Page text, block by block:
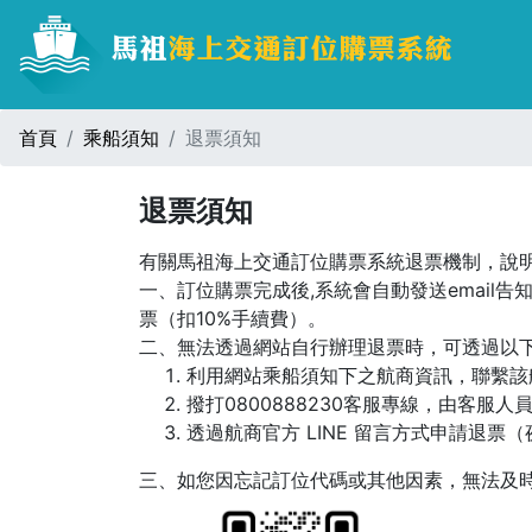
首頁 乘船須知 退票須知
退票須知
有關馬祖海上交通訂位購票系統退票機制，說
一、訂位購票完成後,系統會自動發送email告
票（扣10%手續費）。
二、無法透過網站自行辦理退票時，可透過以
利用網站乘船須知下之航商資訊，聯繫
撥打0800888230客服專線，由客服人
透過航商官方 LINE 留言方式申請退票（
三、如您因忘記訂位代碼或其他因素，無法及